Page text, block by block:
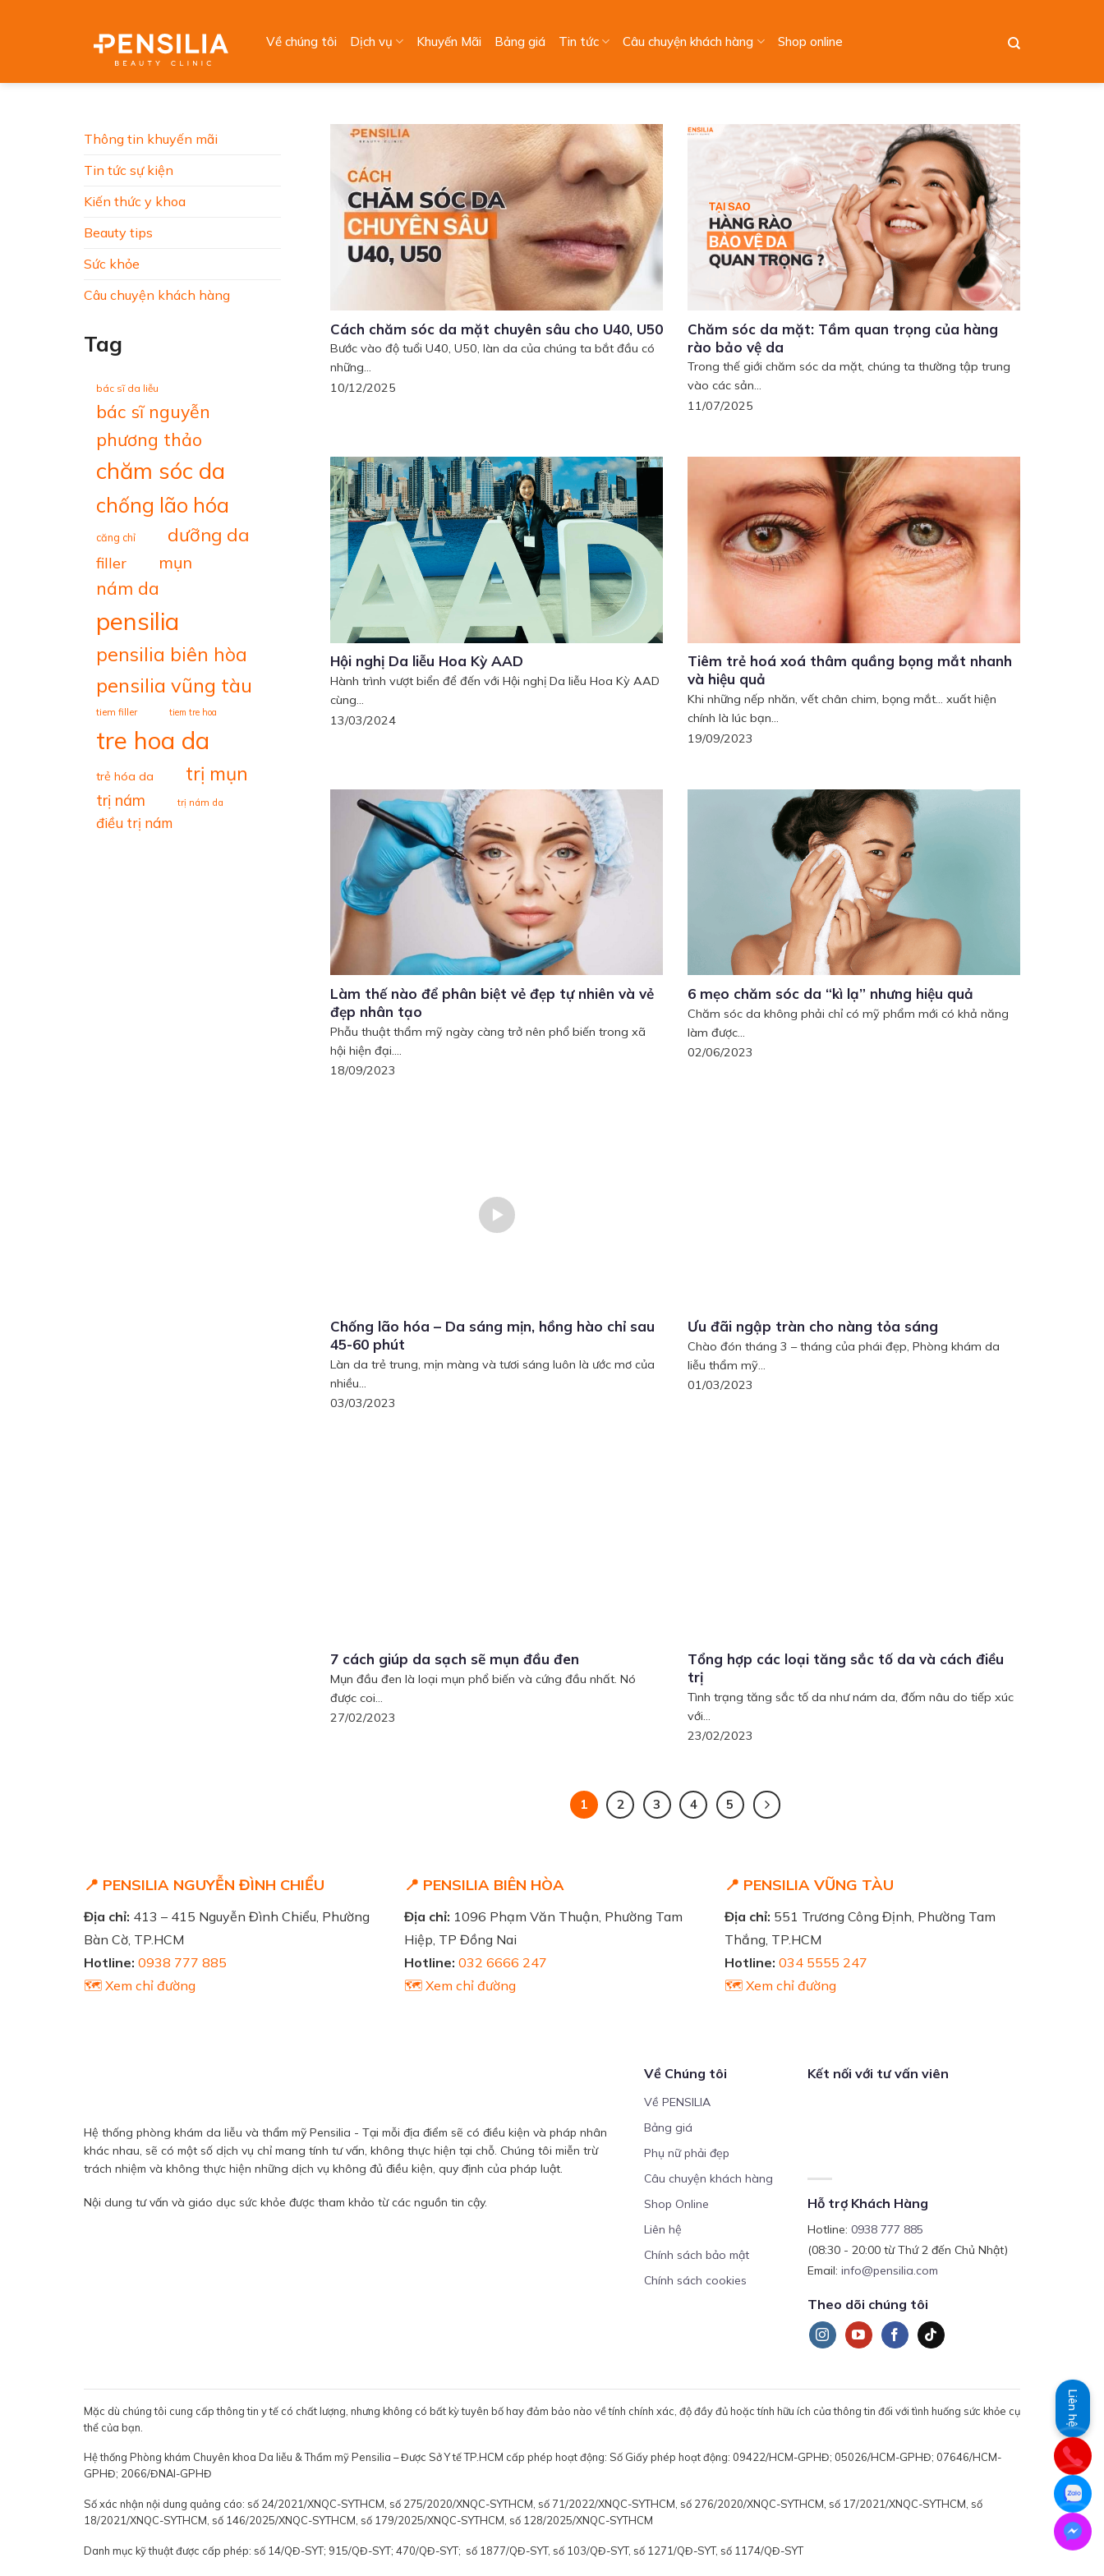
Về chúng tôi Dịch vụ Khuyến Mãi Bảng giá Tin tức Câu chuyện khách hàng Shop online
Thông tin khuyến mãi
Tin tức sự kiện
Kiến thức y khoa
Beauty tips
Sức khỏe
Câu chuyện khách hàng
Tag
bác sĩ da liễu
bác sĩ nguyễn
phương thảo
chăm sóc da
chống lão hóa
căng chỉ dưỡng da
filler mụn
nám da
pensilia
pensilia biên hòa
pensilia vũng tàu
tiem filler tiem tre hoa
tre hoa da
trẻ hóa da trị mụn
trị nám trị nám da
điều trị nám
Cách chăm sóc da mặt chuyên sâu cho U40, U50
Bước vào độ tuổi U40, U50, làn da của chúng ta bắt đầu có
những...
10/12/2025
Chăm sóc da mặt: Tầm quan trọng của hàng
rào bảo vệ da
Trong thế giới chăm sóc da mặt, chúng ta thường tập trung
vào các sản...
11/07/2025
Hội nghị Da liễu Hoa Kỳ AAD
Hành trình vượt biển để đến với Hội nghị Da liễu Hoa Kỳ AAD
cùng...
13/03/2024
Tiêm trẻ hoá xoá thâm quầng bọng mắt nhanh
và hiệu quả
Khi những nếp nhăn, vết chân chim, bọng mắt... xuất hiện
chính là lúc bạn...
19/09/2023
Làm thế nào để phân biệt vẻ đẹp tự nhiên và vẻ
đẹp nhân tạo
Phẫu thuật thẩm mỹ ngày càng trở nên phổ biến trong xã
hội hiện đại....
18/09/2023
6 mẹo chăm sóc da “kì lạ” nhưng hiệu quả
Chăm sóc da không phải chỉ có mỹ phẩm mới có khả năng
làm được...
02/06/2023
Chống lão hóa – Da sáng mịn, hồng hào chỉ sau
45-60 phút
Làn da trẻ trung, mịn màng và tươi sáng luôn là ước mơ của
nhiều...
03/03/2023
Ưu đãi ngập tràn cho nàng tỏa sáng
Chào đón tháng 3 – tháng của phái đẹp, Phòng khám da
liễu thẩm mỹ...
01/03/2023
7 cách giúp da sạch sẽ mụn đầu đen
Mụn đầu đen là loại mụn phổ biến và cứng đầu nhất. Nó
được coi...
27/02/2023
Tổng hợp các loại tăng sắc tố da và cách điều
trị
Tình trạng tăng sắc tố da như nám da, đốm nâu do tiếp xúc
với...
23/02/2023
1 2 3 4 5
📍 PENSILIA NGUYỄN ĐÌNH CHIỂU
Địa chỉ: 413 – 415 Nguyễn Đình Chiểu, Phường
Bàn Cờ, TP.HCM
Hotline: 0938 777 885
🗺️ Xem chỉ đường
📍 PENSILIA BIÊN HÒA
Địa chỉ: 1096 Phạm Văn Thuận, Phường Tam
Hiệp, TP Đồng Nai
Hotline: 032 6666 247
🗺️ Xem chỉ đường
📍 PENSILIA VŨNG TÀU
Địa chỉ: 551 Trương Công Định, Phường Tam
Thắng, TP.HCM
Hotline: 034 5555 247
🗺️ Xem chỉ đường
Hệ thống phòng khám da liễu và thẩm mỹ Pensilia - Tại mỗi địa điểm sẽ có điều kiện và pháp nhân
khác nhau, sẽ có một số dịch vụ chỉ mang tính tư vấn, không thực hiện tại chỗ. Chúng tôi miễn trừ
trách nhiệm và không thực hiện những dịch vụ không đủ điều kiện, quy định của pháp luật.
Nội dung tư vấn và giáo dục sức khỏe được tham khảo từ các nguồn tin cậy.
Về Chúng tôi
Về PENSILIA
Bảng giá
Phụ nữ phải đẹp
Câu chuyện khách hàng
Shop Online
Liên hệ
Chính sách bảo mật
Chính sách cookies
Kết nối với tư vấn viên
Hỗ trợ Khách Hàng
Hotline:0938 777 885
(08:30 - 20:00 từ Thứ 2 đến Chủ Nhật)
Email:info@pensilia.com
Theo dõi chúng tôi
Mặc dù chúng tôi cung cấp thông tin y tế có chất lượng, nhưng không có bất kỳ tuyên bố hay đảm bảo nào về tính chính xác, độ đầy đủ hoặc tính hữu ích của thông tin đối với tình huống sức khỏe cụ
thể của bạn.
Hệ thống Phòng khám Chuyên khoa Da liễu & Thẩm mỹ Pensilia – Được Sở Y tế TP.HCM cấp phép hoạt động: Số Giấy phép hoạt động: 09422/HCM-GPHĐ; 05026/HCM-GPHĐ; 07646/HCM-
GPHĐ; 2066/ĐNAI-GPHĐ
Số xác nhận nội dung quảng cáo: số 24/2021/XNQC-SYTHCM, số 275/2020/XNQC-SYTHCM, số 71/2022/XNQC-SYTHCM, số 276/2020/XNQC-SYTHCM, số 17/2021/XNQC-SYTHCM, số
18/2021/XNQC-SYTHCM, số 146/2025/XNQC-SYTHCM, số 179/2025/XNQC-SYTHCM, số 128/2025/XNQC-SYTHCM
Danh mục kỹ thuật được cấp phép: số 14/QĐ-SYT; 915/QĐ-SYT; 470/QĐ-SYT; số 1877/QĐ-SYT, số 103/QĐ-SYT, số 1271/QĐ-SYT, số 1174/QĐ-SYT
Liên hệ